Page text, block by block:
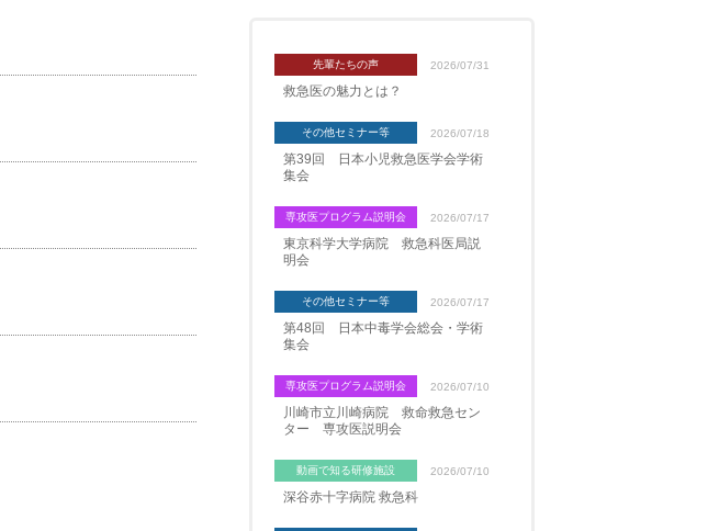
先輩たちの声 2026/07/31
救急医の魅力とは？
その他セミナー等 2026/07/18
第39回 日本小児救急医学会学術
集会
専攻医プログラム説明会 2026/07/17
東京科学大学病院 救急科医局説
明会
その他セミナー等 2026/07/17
第48回 日本中毒学会総会・学術
集会
専攻医プログラム説明会 2026/07/10
川崎市立川崎病院 救命救急セン
ター 専攻医説明会
動画で知る研修施設 2026/07/10
深谷赤十字病院 救急科